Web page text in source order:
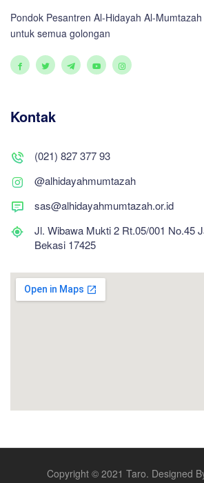
Pondok Pesantren Al-Hidayah Al-
untuk semua golongan
Kontak
(021) 827 377 93
@alhidayahmumtazah
sas@alhidayahmumtazah.or.id
Jl. Wibawa Mukti 2 Rt.05/001 No.45
Bekasi 17425
Copyright © 2021 Taro. Designed